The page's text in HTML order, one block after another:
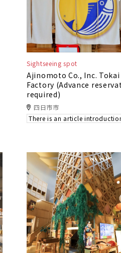
Sightseeing spot
Ajinomoto Co., Inc. Tokai
Factory (Advance
required)
四日市市
There is an article